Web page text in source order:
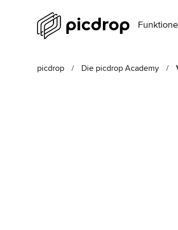
picdrop / Die picdrop Academy /